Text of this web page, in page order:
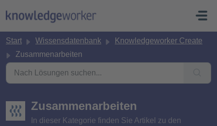
Start Wissensdatenbank
Knowledgeworker Create
Zusammenarbeiten
Zusammenarbeiten
In dieser Kategorie finden Sie Artikel zu den